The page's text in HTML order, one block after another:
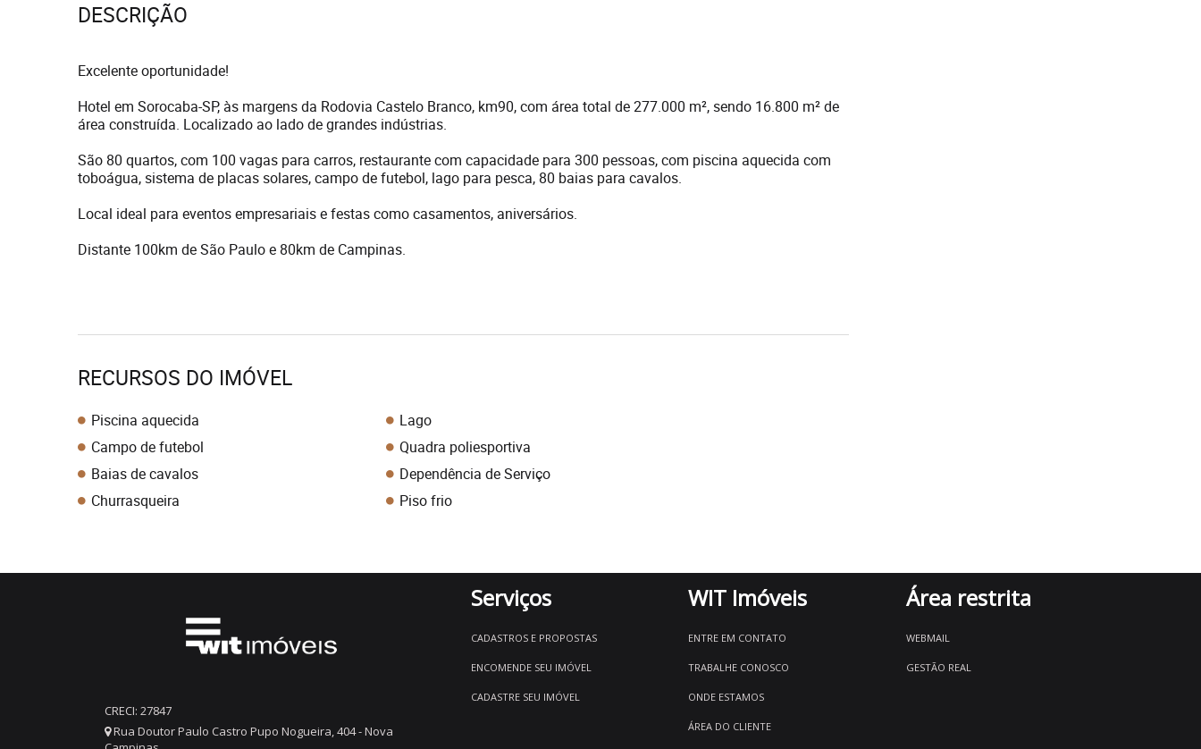
DESCRIÇÃO
Excelente oportunidade!
Hotel em Sorocaba-SP, às margens da Rodovia Castelo Branco, km90, com área total de 277.000 m², sendo 16.800 m² de
área construída. Localizado ao lado de grandes indústrias.
São 80 quartos, com 100 vagas para carros, restaurante com capacidade para 300 pessoas, com piscina aquecida com
toboágua, sistema de placas solares, campo de futebol, lago para pesca, 80 baias para cavalos.
Local ideal para eventos empresariais e festas como casamentos, aniversários.
Distante 100km de São Paulo e 80km de Campinas.
RECURSOS DO IMÓVEL
Piscina aquecida
Lago
Campo de futebol
Quadra poliesportiva
Baias de cavalos
Dependência de Serviço
Churrasqueira
Piso frio
CRECI: 27847
Rua Doutor Paulo Castro Pupo Nogueira, 404 - Nova
Serviços
CADASTROS E PROPOSTAS
ENCOMENDE SEU IMÓVEL
CADASTRE SEU IMÓVEL
WIT Imóveis
ENTRE EM CONTATO
TRABALHE CONOSCO
ONDE ESTAMOS
ÁREA DO CLIENTE
Área restrita
WEBMAIL
GESTÃO REAL